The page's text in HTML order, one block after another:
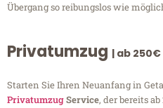
Übergang so reibungslos wie
Privatumzug | ab 250€
Starten Sie Ihren Neuanfang in
PrivatumzugService, der bereits